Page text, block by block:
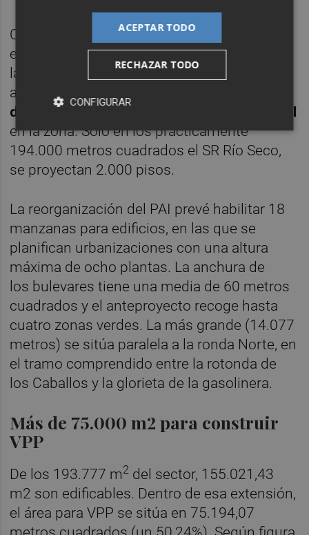
Con la incorporación de la unidad de
ejecución que parte de la avenida Barcelona,
la superficie para levantar urbanizaciones
aumenta, lo que significa
de viviendas respecto a la estimación inicial
en la zona. Solo en los prácticamente
194.000 metros cuadrados el SR Río Seco,
se proyectan 2.000 pisos.
La reorganización del PAI prevé habilitar 18
manzanas para edificios, en las que se
planifican urbanizaciones con una altura
máxima de ocho plantas. La anchura de
los bulevares tiene una media de 60 metros
cuadrados y el anteproyecto recoge hasta
cuatro zonas verdes. La más grande (14.077
metros) se sitúa paralela a la ronda Norte, en
el tramo comprendido entre la rotonda de
los Caballos y la glorieta de la gasolinera.
Más de 75.000 m2 para construir
VPP
De los 193.777 m2 del sector, 155.021,43
m2 son edificables. Dentro de esa extensión,
el área para VPP se sitúa en 75.194,07
ACEPTAR TODO
RECHAZAR TODO
CONFIGURAR